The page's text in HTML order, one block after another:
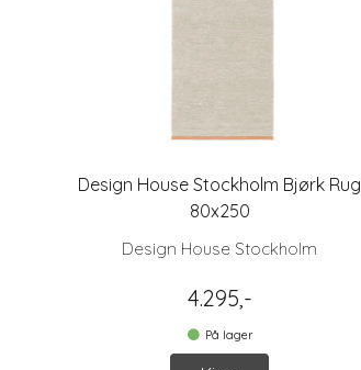
Design House Stockholm Bjørk Rug
80x250
Design House Stockholm
4.295,-
På lager